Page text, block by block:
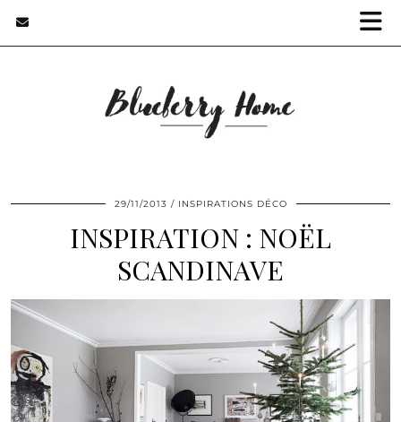
29/11/2013 INSPIRATIONS DÉCO
INSPIRATION : NOËL
SCANDINAVE